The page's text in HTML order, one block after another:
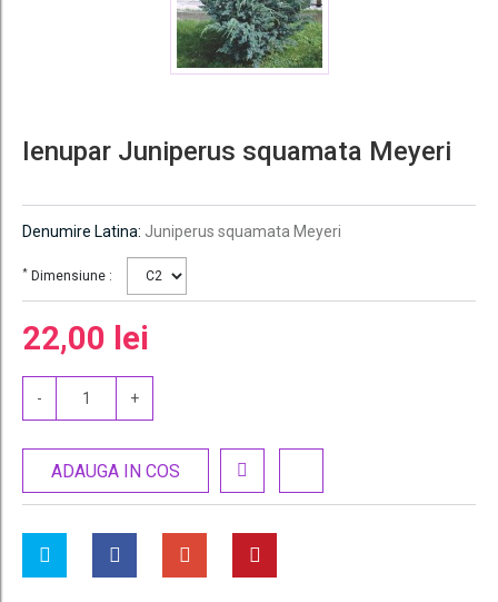
Ienupar Juniperus squamata Meyeri
Denumire Latina: Juniperus squamata Meyeri
* Dimensiune :
22,00 lei
- +
ADAUGA IN COS